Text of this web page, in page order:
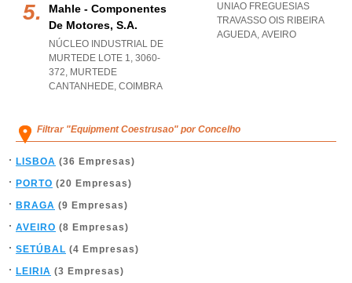
Mahle - Componentes
De Motores, S.a.
NÚCLEO INDUSTRIAL DE
MURTEDE LOTE 1, 3060-
372, MURTEDE
CANTANHEDE, COIMBRA
UNIAO FREGUESIAS
TRAVASSO OIS RIBEIRA
AGUEDA, AVEIRO
Filtrar "Equipment Coestrusao" por Concelho
LISBOA (36 Empresas)
PORTO (20 Empresas)
BRAGA (9 Empresas)
AVEIRO (8 Empresas)
SETÚBAL (4 Empresas)
LEIRIA (3 Empresas)